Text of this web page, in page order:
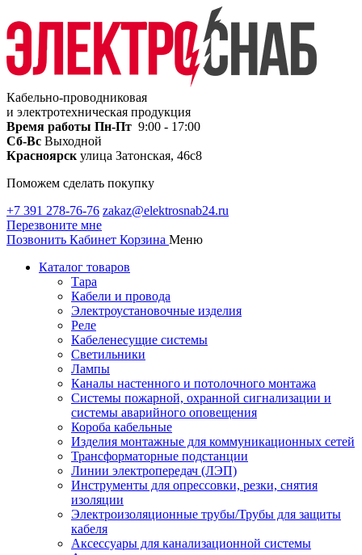
Кабельно-проводниковая
и электротехническая продукция
Время работы Пн-Пт 9:00 - 17:00
Сб-Вс Выходной
Красноярск улица Затонская, 46с8
Поможем сделать покупку
+7 391 278-76-76 zakaz@elektrosnab24.ru
Перезвоните мне
Позвонить Кабинет Корзина Меню
Каталог товаров
Тара
Кабели и провода
Электроустановочные изделия
Реле
Кабеленесущие системы
Светильники
Лампы
Каналы настенного и потолочного монтажа
Системы пожарной, охранной сигнализации и
системы аварийного оповещения
Короба кабельные
Изделия монтажные для коммуникационных сетей
Трансформаторные подстанции
Линии электропередач (ЛЭП)
Инструменты для опрессовки, резки, снятия
изоляции
Электроизоляционные трубы/Трубы для защиты
кабеля
Аксессуары для канализационной системы